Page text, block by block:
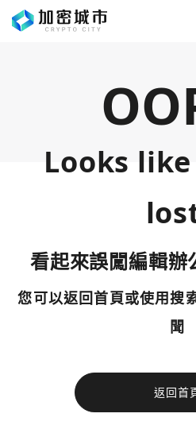
Looks
看起來誤闖編輯辦
您可以返回首頁或使用搜
聞
返回首
今日熱門
使用以下帳
您已閒置5分鐘，請點擊關閉按
今日熱門